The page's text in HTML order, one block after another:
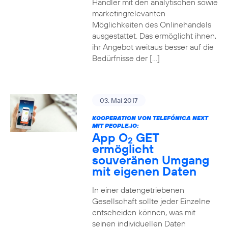
Händler mit den analytischen sowie
marketingrelevanten
Möglichkeiten des Onlinehandels
ausgestattet. Das ermöglicht ihnen,
ihr Angebot weitaus besser auf die
Bedürfnisse der […]
03. Mai 2017
KOOPERATION VON TELEFÓNICA NEXT
MIT PEOPLE.IO:
App O2 GET
ermöglicht
souveränen Umgang
mit eigenen Daten
In einer datengetriebenen
Gesellschaft sollte jeder Einzelne
entscheiden können, was mit
seinen individuellen Daten